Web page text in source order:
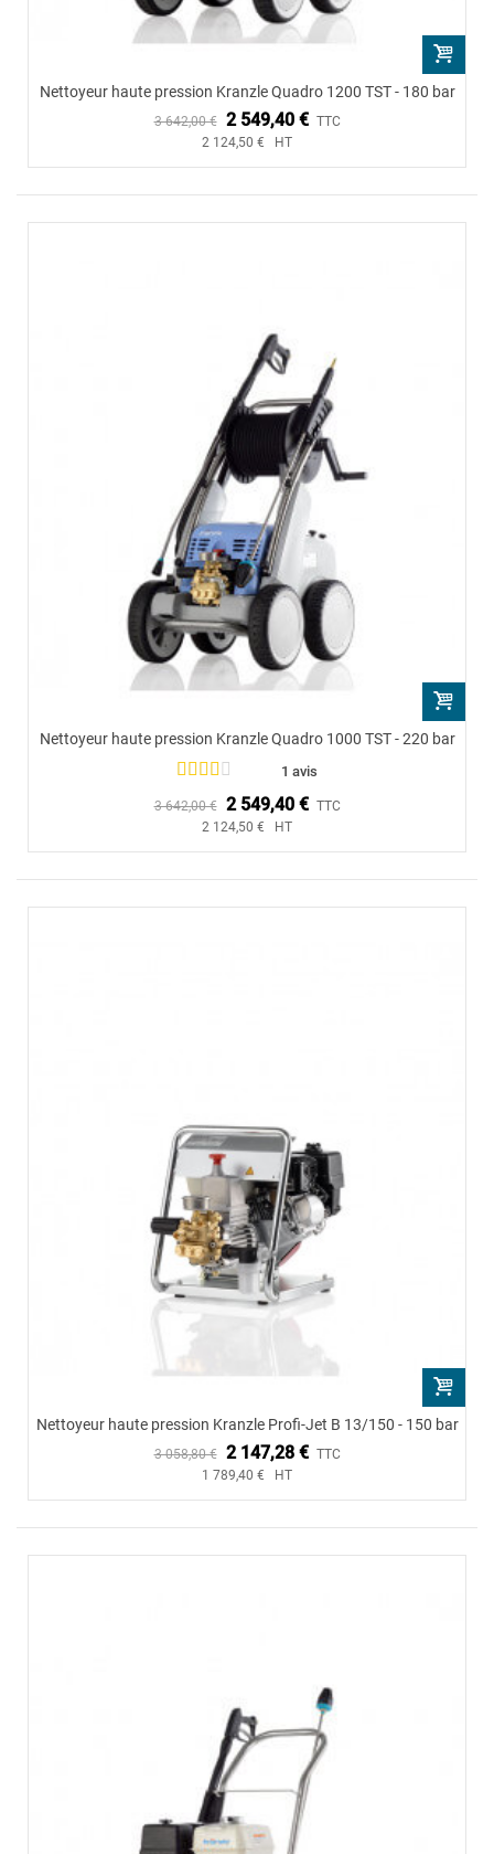
Nettoyeur haute pression Kranzle Quadro 1200 TST - 180 bar
3 642,00 € 2 549,40 € TTC
2 124,50 € HT
Nettoyeur haute pression Kranzle Quadro 1000 TST - 220 bar
1 avis
3 642,00 € 2 549,40 € TTC
2 124,50 € HT
Nettoyeur haute pression Kranzle Profi-Jet B 13/150 - 150 bar
3 058,80 € 2 147,28 € TTC
1 789,40 € HT